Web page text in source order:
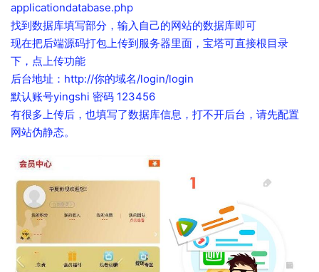
applicationdatabase.php
找到数据库填写部分，输入自己的网站的数据库即可
现在把后端源码打包上传到服务器里面，宝塔可直接根目录
下，点上传功能
后台地址：http://你的域名/login/login
默认账号yingshi 密码 123456
有很多上传后，也填写了数据库信息，打不开后台，请先配置
网站伪静态。